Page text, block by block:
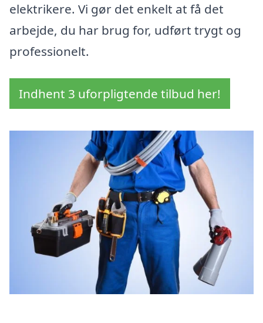
elektrikere. Vi gør det enkelt at få det
arbejde, du har brug for, udført trygt og
professionelt.
Indhent 3 uforpligtende tilbud her!